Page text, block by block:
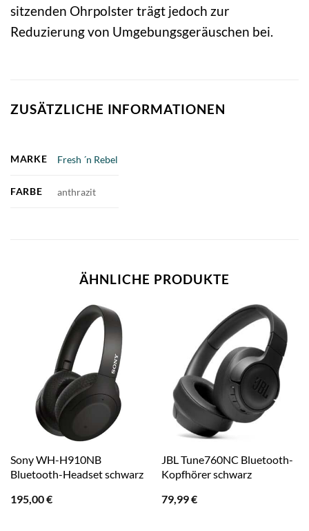
sitzenden Ohrpolster trägt jedoch zur
Reduzierung von Umgebungsgeräuschen bei.
ZUSÄTZLICHE INFORMATIONEN
MARKE Fresh ´n Rebel
FARBE anthrazit
ÄHNLICHE PRODUKTE
Sony WH-H910NB
Bluetooth-Headset schwarz
195,00€
JBL Tune760NC Bluetooth-
Kopfhörer schwarz
79,99€